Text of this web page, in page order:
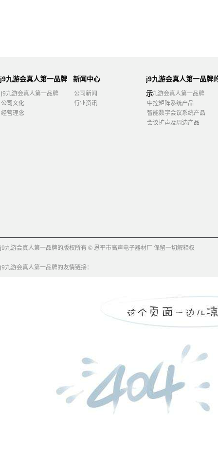
j9九游会真人第一品牌
j9九游会真人第一品牌
公司文化
经营理念
新闻中心
公司新闻
行业资讯
j9九游会真人第一品牌
示
j9九游会真人第一品牌
中控矩阵系统产品
智能数字会议系统产品
会议扩声及周边产品
j9九游会真人第一品牌的版权所有 © 恩平市高声电子器材厂 保留一切解释权
j9九游会真人第一品牌的友情链接：